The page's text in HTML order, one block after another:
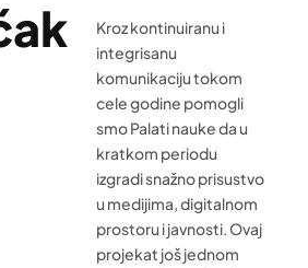
Kroz kontinuiranu i
integrisanu
komunikaciju tokom
cele godine pomogli
smo Palati nauke da u
kratkom periodu
izgradi snažno prisustvo
u medijima, digitalnom
prostoru i javnosti. Ovaj
projekat još jednom